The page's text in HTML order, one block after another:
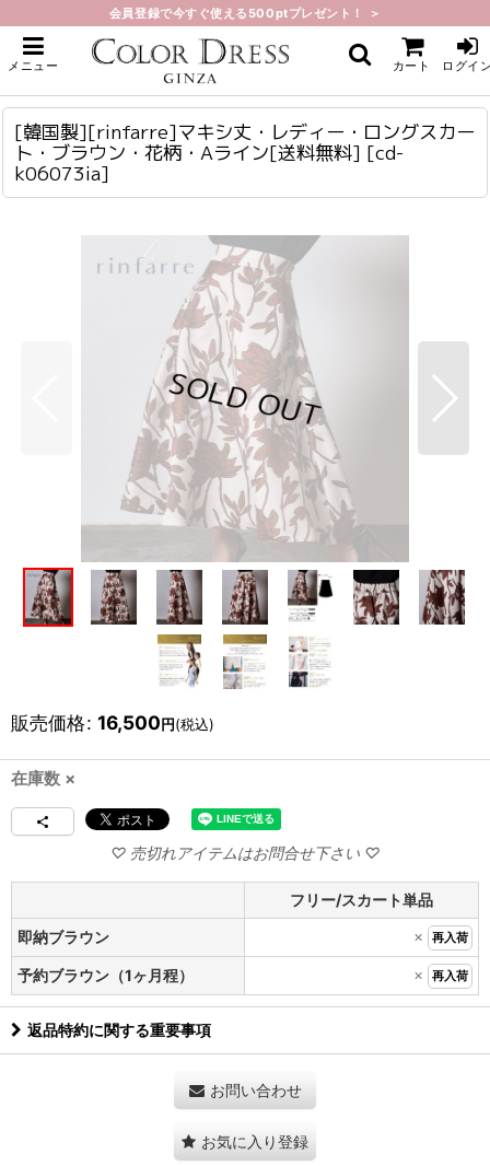
会員登録で今すぐ使える500ptプレゼント！ ＞
メニュー カート ログイ
ホーム > スカート・ブラウス
[韓国製][rinfarre]マキシ丈・レディー・ロングスカート・ブラウン・花柄・Aラ
イン[送料無料]
[韓国製][rinfarre]マキシ丈・レディー・ロングスカー
ト・ブラウン・花柄・Aライン[送料無料] [cd-
k06073ia]
販売価格: 16,500円(税込)
在庫数 ×
フリー/スカート単品
即納ブラウン
× 再入荷
予約ブラウン（1ヶ月程） × 再入荷
返品特約に関する重要事項
お問い合わせ
お気に入り登録